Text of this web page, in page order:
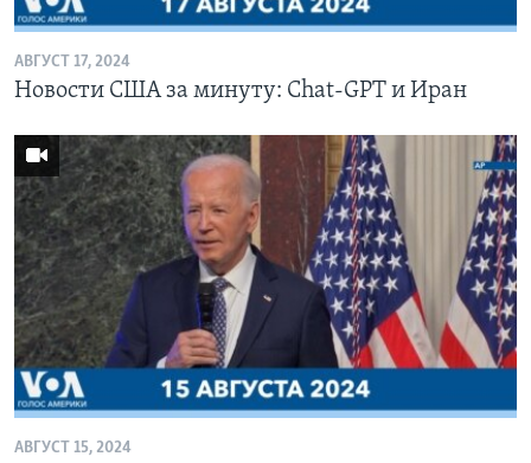
АВГУСТ 17, 2024
Новости США за минуту: Chat-GPT и Иран
АВГУСТ 15, 2024